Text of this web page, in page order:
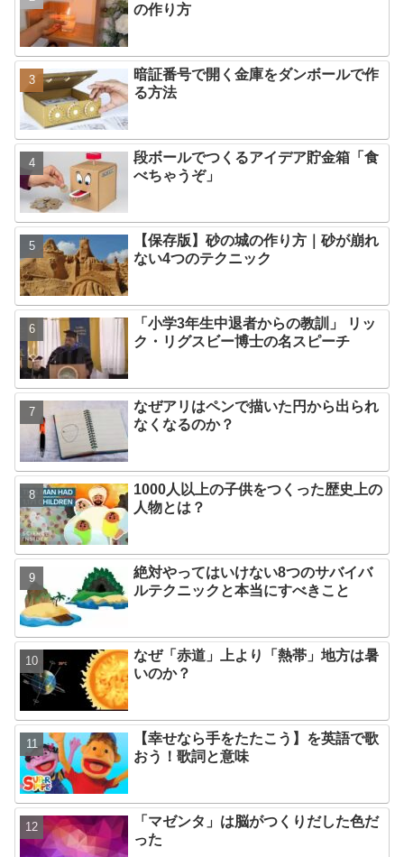
の作り方
暗証番号で開く金庫をダンボールで作
る方法
段ボールでつくるアイデア貯金箱「食
べちゃうぞ」
【保存版】砂の城の作り方｜砂が崩れ
ない4つのテクニック
「小学3年生中退者からの教訓」 リッ
ク・リグスビー博士の名スピーチ
なぜアリはペンで描いた円から出られ
なくなるのか？
1000人以上の子供をつくった歴史上の
人物とは？
絶対やってはいけない8つのサバイバ
ルテクニックと本当にすべきこと
なぜ「赤道」上より「熱帯」地方は暑
いのか？
【幸せなら手をたたこう】を英語で歌
おう！歌詞と意味
「マゼンタ」は脳がつくりだした色だ
った